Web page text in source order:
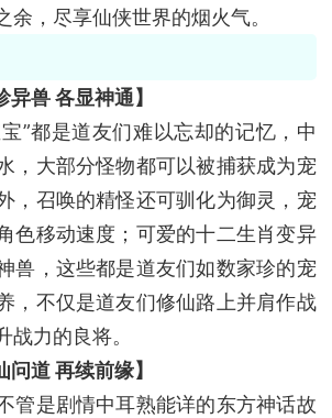
余，尽享仙侠世界的烟火气。
异兽 各显神通】
”都是道友们难以忘却的记忆，中
，大部分怪物都可以被捕获成为宠
，召唤的精怪还可驯化为御灵，宠
色移动速度；可爱的十二生肖变异
兽，这些都是道友们如数家珍的宠
，不仅是道友们修仙路上并肩作战
战力的良将。
问道 再续前缘】
管是剧情中耳熟能详的东方神话故